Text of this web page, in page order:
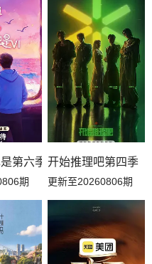
更上 20260415纯享
上 20260412陪看
更下 20260409加更上
别加更 20260408下
息一下 20260403加更下
下 20260331上
导片
第六季
期
开始推理吧第四季
更新至20260806期